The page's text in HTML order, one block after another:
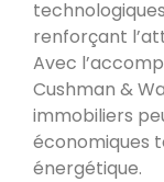
renforçant
Avec
Cushman &
immobiliers
économiques
énergétique.